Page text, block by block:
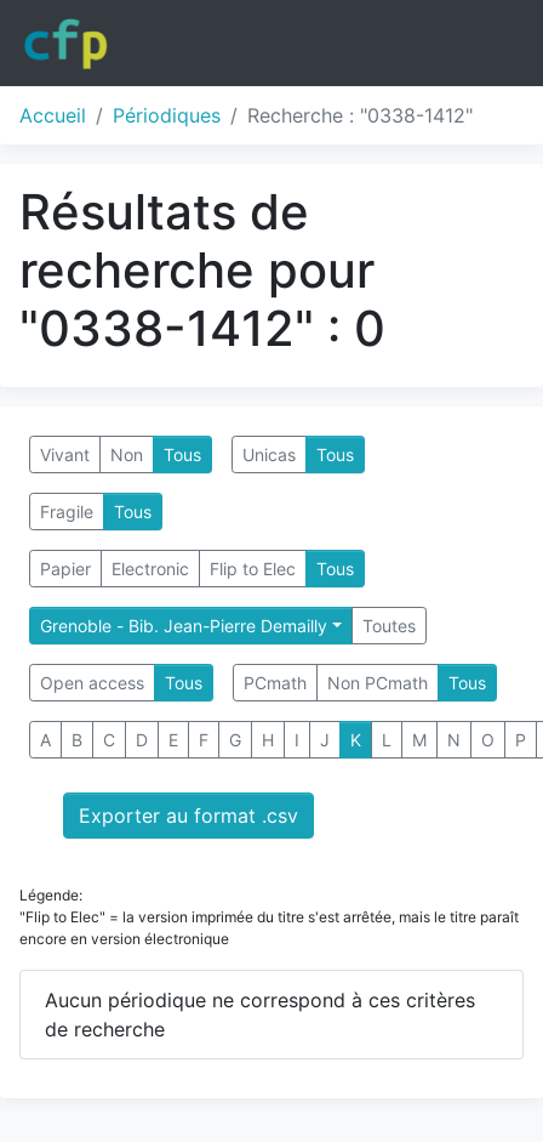
Accueil Périodiques Recherche : "0338-1412"
Résultats de
recherche pour
"0338-1412" : 0
Vivant Non Tous Unicas Tous
Fragile Tous
Papier Electronic Flip to Elec Tous
Grenoble - Bib. Jean-Pierre Demailly Toutes
Open access Tous PCmath Non PCmath Tous
A B C D E F G H I J K L M N O P
Exporter au format .csv
Légende:
"Flip to Elec" = la version imprimée du titre s'est arrêtée, mais le titre paraît
encore en version électronique
Aucun périodique ne correspond à ces critères
de recherche